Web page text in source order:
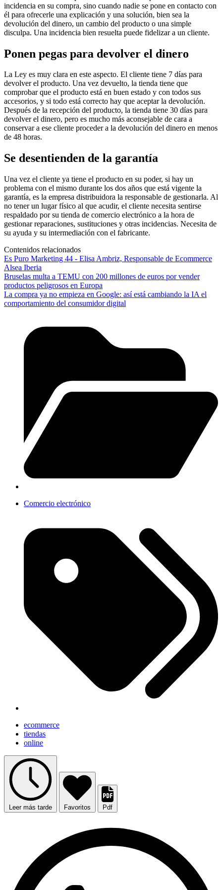
incidencia en su compra, sino cuando nadie se pone en contacto con
él para ofrecerle una explicación y una solución, bien sea la
devolución del dinero, un cambio del producto o una simple
disculpa. Una incidencia bien resuelta puede fidelizar a un cliente.
Ponen pegas para devolver el dinero
La Ley es muy clara en este aspecto. El cliente tiene 7 días para
devolver el producto. Una vez devuelto, la tienda tiene que
comprobar que el producto está en buen estado y con todos sus
accesorios, y si todo está correcto hay que aceptar la devolución.
Después de la recepción del producto, la tienda tiene 30 días para
devolver el dinero, pero es mucho más aconsejable de cara a
conservar a ese cliente proceder a la devolución del dinero en menos
de 48 horas.
Se desentienden de la garantía
Una vez el cliente ya tiene el producto en su poder, si hay un
problema con el mismo durante los dos años que está vigente la
garantía, es la empresa distribuidora la responsable de gestionarla. Al
no tener un lugar físico al que acudir, el cliente necesita sentirse
respaldado por su tienda de comercio electrónico a la hora de
gestionar reparaciones, sustituciones y otras incidencias. Necesita de
su ayuda y su intermediación con el fabricante.
Contenidos relacionados
Es Puro Marketing 44 - Elisa Ambriz, Responsable de Ecommerce
Alsea Iberia
Bruselas multa a TEMU con 200 millones de euros por vender
productos peligrosos en Europa
La compra ya no empieza en Google: así está cambiando la IA el
comportamiento del consumidor digital
Comercio electrónico
ecommerce
tiendas
online
Leer más tarde Favoritos Pdf